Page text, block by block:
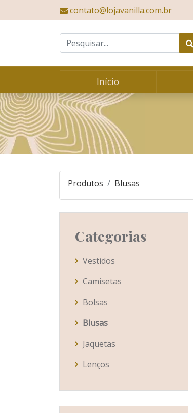
contato@lojavanilla.com.br
Vanilla Moda Feminina
Início
BLUSAS
Produtos Blusas
Categorias
Vestidos
Camisetas
Bolsas
Blusas
Jaquetas
Lenços